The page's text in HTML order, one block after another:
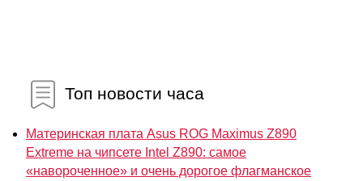
Топ новости часа
Материнская плата Asus ROG Maximus Z890
Extreme на чипсете Intel Z890: самое
«навороченное» и очень дорогое флагманское